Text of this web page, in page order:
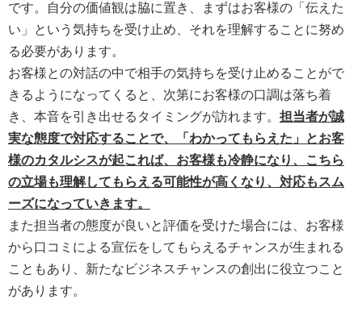
です。自分の価値観は脇に置き、まずはお客様の「伝えた
い」という気持ちを受け止め、それを理解することに努め
る必要があります。
お客様との対話の中で相手の気持ちを受け止めることがで
きるようになってくると、次第にお客様の口調は落ち着
き、本音を引き出せるタイミングが訪れます。 担当者が誠
実な態度で対応することで、「わかってもらえた」とお客
様のカタルシスが起これば、お客様も冷静になり、こちら
の立場も理解してもらえる可能性が高くなり、対応もスム
ーズになっていきます。
また担当者の態度が良いと評価を受けた場合には、お客様
から口コミによる宣伝をしてもらえるチャンスが生まれる
こともあり、新たなビジネスチャンスの創出に役立つこと
があります。